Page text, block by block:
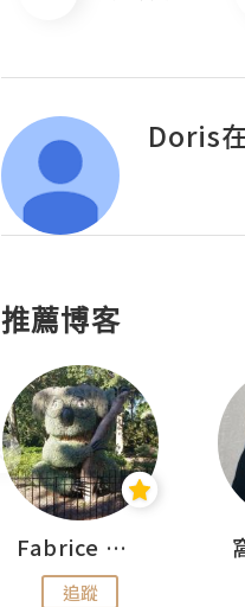
Doris
推薦博客
Fabrice 嚐味
追蹤